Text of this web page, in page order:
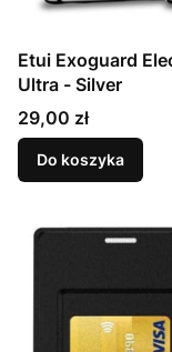
Etui Exoguard
Ultra - Silver
Cena
29,00 zł
Do koszyka